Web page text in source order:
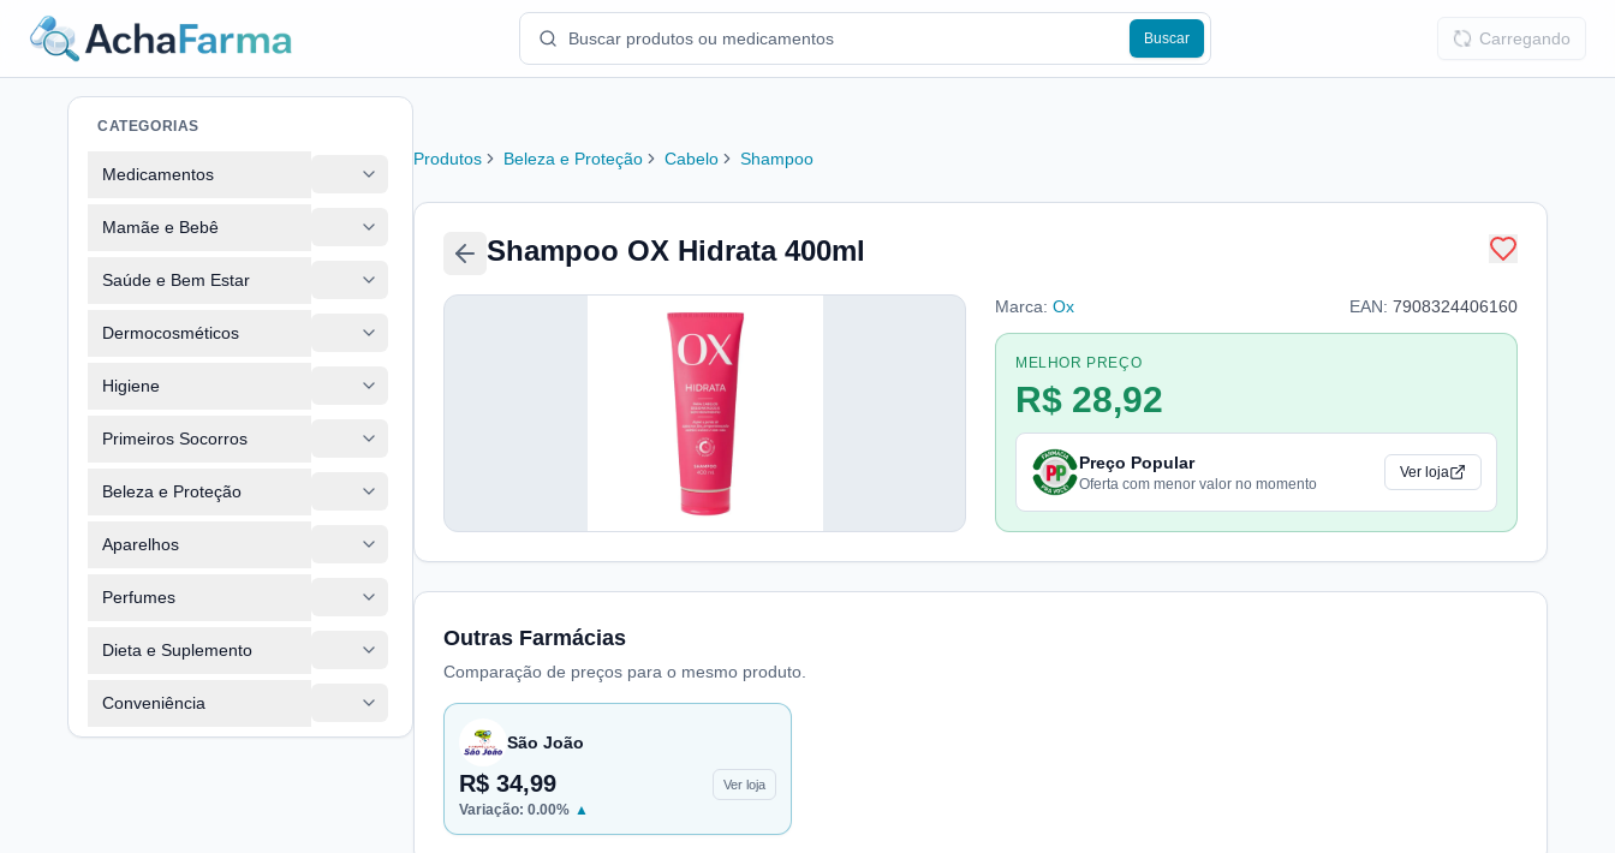
Buscar Carregando
CATEGORIAS
Medicamentos
Mamãe e Bebê
Saúde e Bem Estar
Dermocosméticos
Higiene
Primeiros Socorros
Beleza e Proteção
Aparelhos
Perfumes
Dieta e Suplemento
Conveniência
Produtos Beleza e Proteção Cabelo Shampoo
Shampoo OX Hidrata 400ml
Marca: Ox EAN: 7908324406160
MELHOR PREÇO
R$ 28,92
Preço Popular
Oferta com menor valor no momento
Ver loja
Outras Farmácias
Comparação de preços para o mesmo produto.
São João
R$ 34,99 Ver loja
Variação: 0.00% ▲